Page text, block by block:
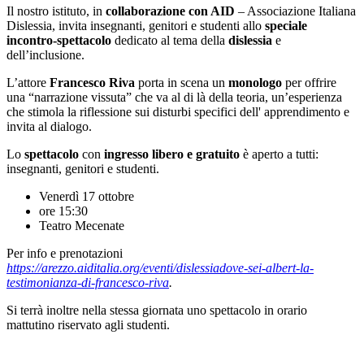
Il nostro istituto, in collaborazione con AID – Associazione Italiana
Dislessia, invita insegnanti, genitori e studenti allo speciale
incontro-spettacolo dedicato al tema della dislessia e
dell’inclusione.
L’attore Francesco Riva porta in scena un monologo per offrire
una “narrazione vissuta” che va al di là della teoria, un’esperienza
che stimola la riflessione sui disturbi specifici dell' apprendimento e
invita al dialogo.
Lo spettacolo con ingresso libero e gratuito è aperto a tutti:
insegnanti, genitori e studenti.
Venerdì 17 ottobre
ore 15:30
Teatro Mecenate
Per info e prenotazioni
https://arezzo.aiditalia.org/eventi/dislessiadove-sei-albert-la-
testimonianza-di-francesco-riva.
Si terrà inoltre nella stessa giornata uno spettacolo in orario
mattutino riservato agli studenti.